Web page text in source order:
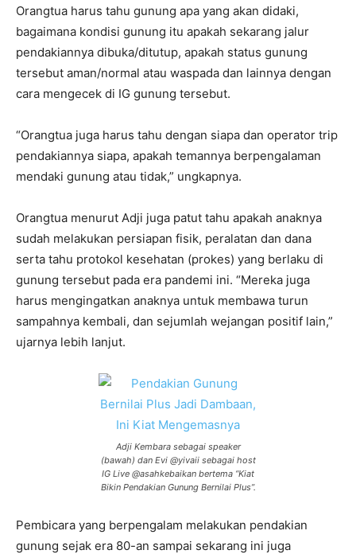
Orangtua harus tahu gunung apa yang akan didaki,
bagaimana kondisi gunung itu apakah sekarang jalur
pendakiannya dibuka/ditutup, apakah status gunung
tersebut aman/normal atau waspada dan lainnya dengan
cara mengecek di IG gunung tersebut.
“Orangtua juga harus tahu dengan siapa dan operator trip
pendakiannya siapa, apakah temannya berpengalaman
mendaki gunung atau tidak,” ungkapnya.
Orangtua menurut Adji juga patut tahu apakah anaknya
sudah melakukan persiapan fisik, peralatan dan dana
serta tahu protokol kesehatan (prokes) yang berlaku di
gunung tersebut pada era pandemi ini. “Mereka juga
harus mengingatkan anaknya untuk membawa turun
sampahnya kembali, dan sejumlah wejangan positif lain,”
ujarnya lebih lanjut.
Adji Kembara sebagai speaker
(bawah) dan Evi @yivaii sebagai host
IG Live @asahkebaikan bertema “Kiat
Bikin Pendakian Gunung Bernilai Plus”.
Pembicara yang berpengalam melakukan pendakian
gunung sejak era 80-an sampai sekarang ini juga